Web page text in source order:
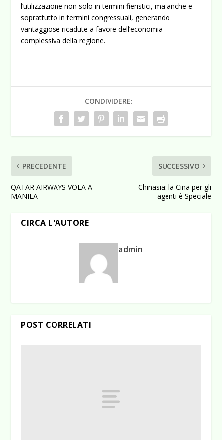
l’utilizzazione non solo in termini fieristici, ma anche e
soprattutto in termini congressuali, generando
vantaggiose ricadute a favore dell’economia
complessiva della regione.
CONDIVIDERE:
PRECEDENTE
QATAR AIRWAYS VOLA A
MANILA
SUCCESSIVO
Chinasia: la Cina per gli
agenti è Speciale
CIRCA L'AUTORE
admin
POST CORRELATI